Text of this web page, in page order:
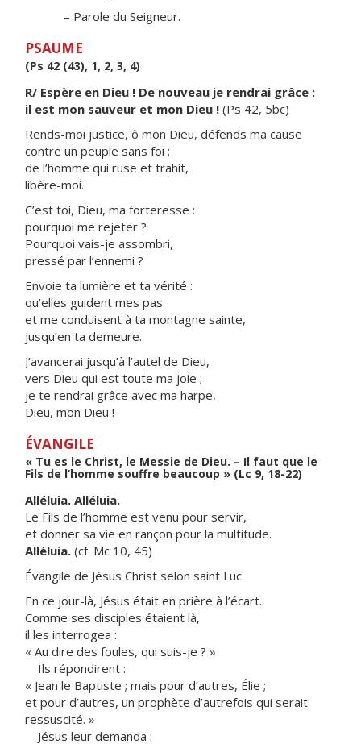
– Parole du Seigneur.
PSAUME
(Ps 42 (43), 1, 2, 3, 4)
R/ Espère en Dieu ! De nouveau je rendrai grâce :
il est mon sauveur et mon Dieu ! (Ps 42, 5bc)
Rends-moi justice, ô mon Dieu, défends ma cause
contre un peuple sans foi ;
de l’homme qui ruse et trahit,
libère-moi.
C’est toi, Dieu, ma forteresse :
pourquoi me rejeter ?
Pourquoi vais-je assombri,
pressé par l’ennemi ?
Envoie ta lumière et ta vérité :
qu’elles guident mes pas
et me conduisent à ta montagne sainte,
jusqu’en ta demeure.
J’avancerai jusqu’à l’autel de Dieu,
vers Dieu qui est toute ma joie ;
je te rendrai grâce avec ma harpe,
Dieu, mon Dieu !
ÉVANGILE
« Tu es le Christ, le Messie de Dieu. – Il faut que le
Fils de l’homme souffre beaucoup » (Lc 9, 18-22)
Alléluia. Alléluia.
Le Fils de l’homme est venu pour servir,
et donner sa vie en rançon pour la multitude.
Alléluia. (cf. Mc 10, 45)
Évangile de Jésus Christ selon saint Luc
En ce jour-là, Jésus était en prière à l’écart.
Comme ses disciples étaient là,
il les interrogea :
« Au dire des foules, qui suis-je ? »
Ils répondirent :
« Jean le Baptiste ; mais pour d’autres, Élie ;
et pour d’autres, un prophète d’autrefois qui serait
ressuscité. »
Jésus leur demanda :